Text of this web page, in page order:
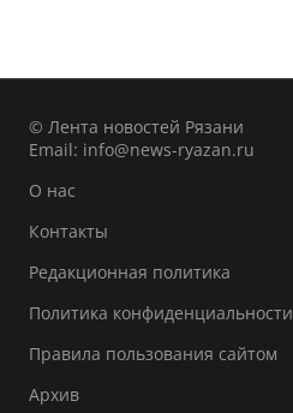
© Лента новостей Рязани
Email: info@news-ryazan.ru
О нас
Контакты
Редакционная политика
Политика конфиденциальности
Правила пользования сайтом
Архив